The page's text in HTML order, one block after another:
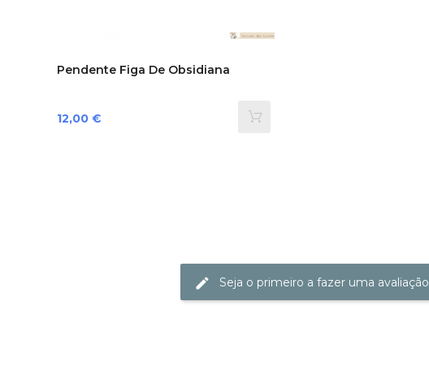
Pendente Figa De Obsidiana
Preço
12,00 €
Seja o primeiro a fazer uma avaliação